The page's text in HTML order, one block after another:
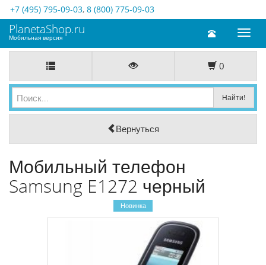
+7 (495) 795-09-03, 8 (800) 775-09-03
Toggle
PlanetaShop.ru
Мобильная версия
0
Вернуться
Мобильный телефон
Samsung E1272 черный
Новинка